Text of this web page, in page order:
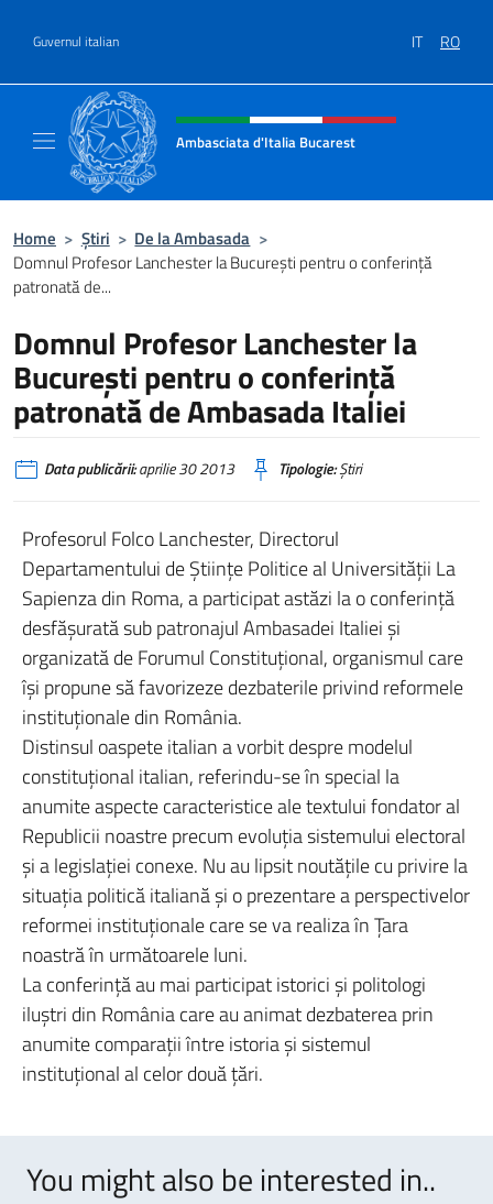
Guvernul italian IT RO
Header, social and menu of site
Ambasciata d'Italia Bucarest
Home > Știri > De la Ambasada >
Domnul Profesor Lanchester la Bucureşti pentru o conferinţă
patronată de...
Domnul Profesor Lanchester la
Bucureşti pentru o conferinţă
patronată de Ambasada Italiei
Data publicării:aprilie 30 2013 Tipologie:Știri
Profesorul Folco Lanchester, Directorul
Departamentului de Ştiinţe Politice al Universităţii La
Sapienza din Roma, a participat astăzi la o conferinţă
desfăşurată sub patronajul Ambasadei Italiei şi
organizată de Forumul Constituţional, organismul care
îşi propune să favorizeze dezbaterile privind reformele
instituţionale din România.
Distinsul oaspete italian a vorbit despre modelul
constituţional italian, referindu-se în special la
anumite aspecte caracteristice ale textului fondator al
Republicii noastre precum evoluţia sistemului electoral
şi a legislaţiei conexe. Nu au lipsit noutăţile cu privire la
situaţia politică italiană şi o prezentare a perspectivelor
reformei instituţionale care se va realiza în Ţara
noastră în următoarele luni.
La conferinţă au mai participat istorici şi politologi
iluştri din România care au animat dezbaterea prin
anumite comparaţii între istoria şi sistemul
instituţional al celor două ţări.
You might also be interested in..